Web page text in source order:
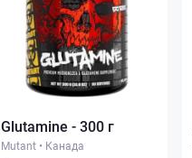
Glutamine - 300 г
Mutant • Канада